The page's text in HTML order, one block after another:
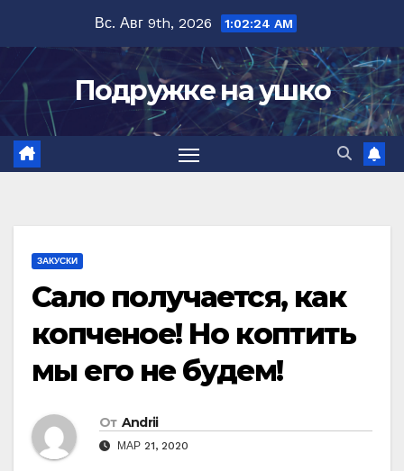
содержимому
Вс. Авг 9th, 2026 1:02:25 AM
Подружке на ушко
ЗАКУСКИ
Сало получается, как
копченое! Но коптить
мы его не будем!
От Andrii
МАР 21, 2020